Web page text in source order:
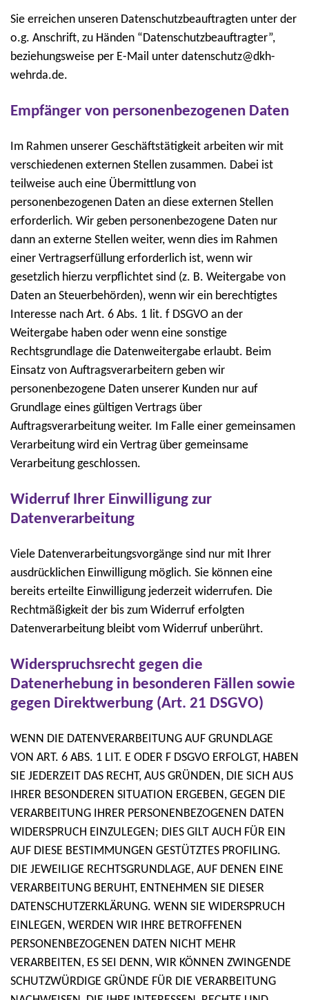
Sie erreichen unseren Datenschutzbeauftragten unter der
o.g. Anschrift, zu Händen “Datenschutzbeauftragter”,
beziehungsweise per E-Mail unter datenschutz@dkh-
wehrda.de.
Empfänger von personenbezogenen Daten
Im Rahmen unserer Geschäftstätigkeit arbeiten wir mit
verschiedenen externen Stellen zusammen. Dabei ist
teilweise auch eine Übermittlung von
personenbezogenen Daten an diese externen Stellen
erforderlich. Wir geben personenbezogene Daten nur
dann an externe Stellen weiter, wenn dies im Rahmen
einer Vertragserfüllung erforderlich ist, wenn wir
gesetzlich hierzu verpflichtet sind (z. B. Weitergabe von
Daten an Steuerbehörden), wenn wir ein berechtigtes
Interesse nach Art. 6 Abs. 1 lit. f DSGVO an der
Weitergabe haben oder wenn eine sonstige
Rechtsgrundlage die Datenweitergabe erlaubt. Beim
Einsatz von Auftragsverarbeitern geben wir
personenbezogene Daten unserer Kunden nur auf
Grundlage eines gültigen Vertrags über
Auftragsverarbeitung weiter. Im Falle einer gemeinsamen
Verarbeitung wird ein Vertrag über gemeinsame
Verarbeitung geschlossen.
Widerruf Ihrer Einwilligung zur
Datenverarbeitung
Viele Datenverarbeitungsvorgänge sind nur mit Ihrer
ausdrücklichen Einwilligung möglich. Sie können eine
bereits erteilte Einwilligung jederzeit widerrufen. Die
Rechtmäßigkeit der bis zum Widerruf erfolgten
Datenverarbeitung bleibt vom Widerruf unberührt.
Widerspruchsrecht gegen die
Datenerhebung in besonderen Fällen sowie
gegen Direktwerbung (Art. 21 DSGVO)
WENN DIE DATENVERARBEITUNG AUF GRUNDLAGE
VON ART. 6 ABS. 1 LIT. E ODER F DSGVO ERFOLGT, HABEN
SIE JEDERZEIT DAS RECHT, AUS GRÜNDEN, DIE SICH AUS
IHRER BESONDEREN SITUATION ERGEBEN, GEGEN DIE
VERARBEITUNG IHRER PERSONENBEZOGENEN DATEN
WIDERSPRUCH EINZULEGEN; DIES GILT AUCH FÜR EIN
AUF DIESE BESTIMMUNGEN GESTÜTZTES PROFILING.
DIE JEWEILIGE RECHTSGRUNDLAGE, AUF DENEN EINE
VERARBEITUNG BERUHT, ENTNEHMEN SIE DIESER
DATENSCHUTZERKLÄRUNG. WENN SIE WIDERSPRUCH
EINLEGEN, WERDEN WIR IHRE BETROFFENEN
PERSONENBEZOGENEN DATEN NICHT MEHR
VERARBEITEN, ES SEI DENN, WIR KÖNNEN ZWINGENDE
SCHUTZWÜRDIGE GRÜNDE FÜR DIE VERARBEITUNG